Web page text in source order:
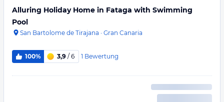
Alluring Holiday Home in Fataga with Swimming
Pool
San Bartolome de Tirajana · Gran Canaria
100% 3,9 / 6 1 Bewertung